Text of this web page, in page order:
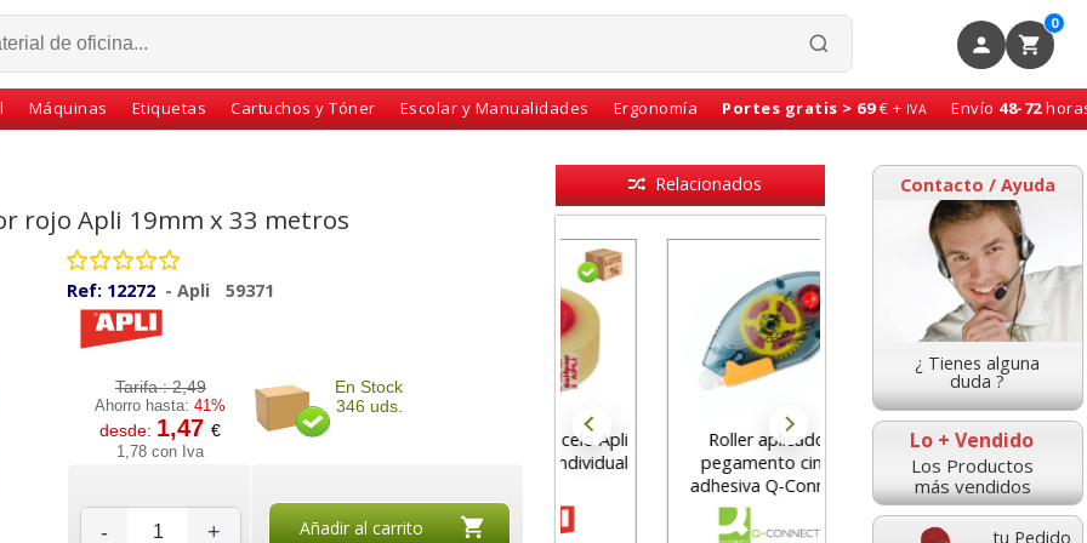
0
Máquinas Etiquetas Cartuchos y Tóner Escolar y Manualidades Ergonomía Portes gratis > 69€ + IVA Envío 48-72
Contacto / Ayuda
¿ Tienes alguna
duda ?
Lo + Vendido
Los Productos
más vendidos
tu Pedido
rojo Apli 19mm x 33 metros
Ref: 12272 - Apli 59371
Tarifa :2,49
Ahorro hasta:41%
desde: 1,47€
1,78 con Iva
En Stock
346 uds.
- + Añadir al carrito
Relacionados
mts
Pegamento Pritt roller
Compact, celo, cinta
Roller aplicador
pegamento cinta
adhesiva Q-Connect
Celo económico, cinta
adhesiva, 19 mm x 33
mts Q-Connect